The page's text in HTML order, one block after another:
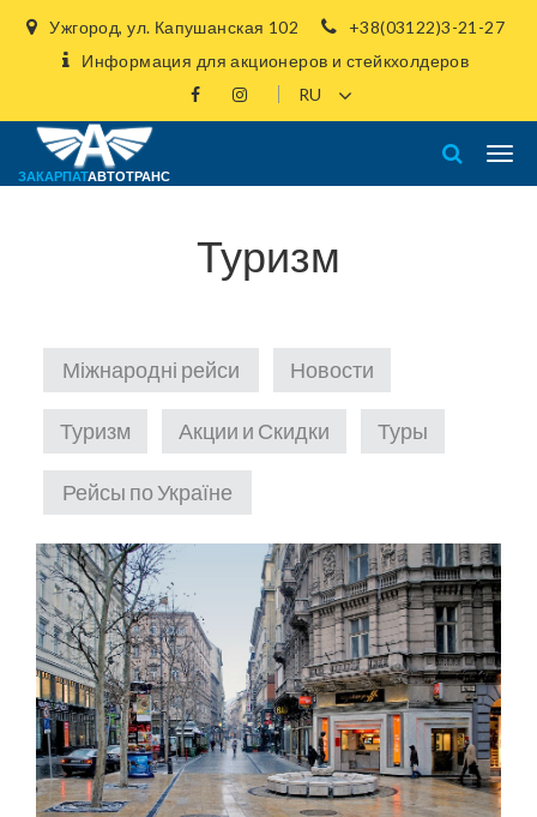
Ужгород, ул. Капушанская 102
+38(03122)3-21-27
Информация для акционеров и стейкхолдеров
ЗАКАРПАТАВТОТРАНС
Туризм
Міжнародні рейси Новости
Туризм Акции и Скидки Туры
Рейсы по Україне